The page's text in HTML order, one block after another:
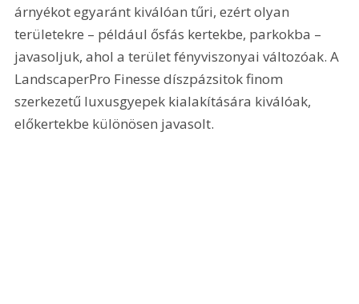
árnyékot egyaránt kiválóan tűri, ezért olyan
területekre – például ősfás kertekbe, parkokba –
javasoljuk, ahol a terület fényviszonyai változóak. A
LandscaperPro Finesse díszpázsitok finom
szerkezetű luxusgyepek kialakítására kiválóak,
előkertekbe különösen javasolt.